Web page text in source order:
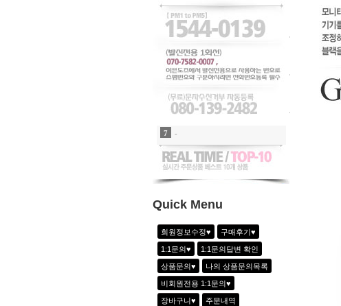
8 -
9 -
3 배색포인트 플레어 OPS_2color(3차재생산 발송중)
4 드로우 플레잉 베스트 세트_화이트
5 -
6 -
Quick Menu
회원정보수정♥ 구매후기♥
1:1문의♥ 1:1문의답변 확인
상품문의♥ 나의 상품문의목록
비회원전용 1:1문의♥
장바구니♥ 주문내역